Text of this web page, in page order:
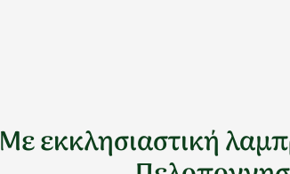
Με εκκλησιαστική